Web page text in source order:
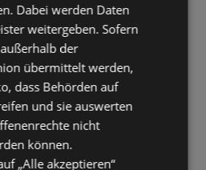
Dabei werden Daten
weitergeben. Sofern
der
übermittelt werden,
dass Behörden auf
und sie auswerten
nicht
können.
„Alle akzeptieren“